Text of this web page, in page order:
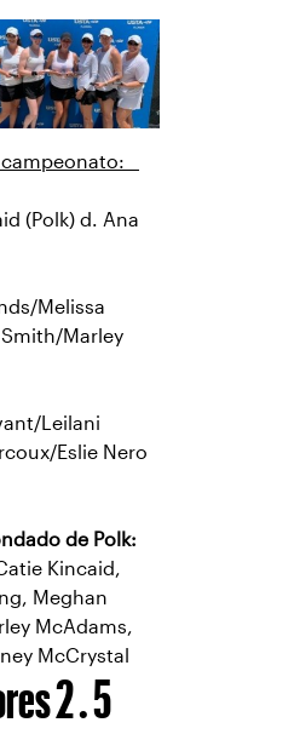
campeonato:
(Polk) d. Ana
Melissa
Marley
Leilani
Eslie Nero
de Polk:
Kincaid,
Meghan
McAdams,
McCrystal
2 . 5